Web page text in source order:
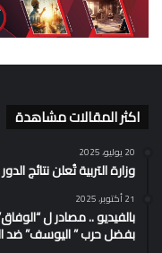
اكثر المقالات مشاهدة
20 يوليو، 2025
وزارة التربية تُعلن نتائج
21 أكتوبر، 2025
بالفيديو .. مصادر ل
بفضل حرب ” اليوسف” ضد